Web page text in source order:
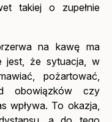
takiej o zupełnie
na kawę ma
jest, że sytuacja, w
pożartować,
obowiązków czy
wpływa. To okazja,